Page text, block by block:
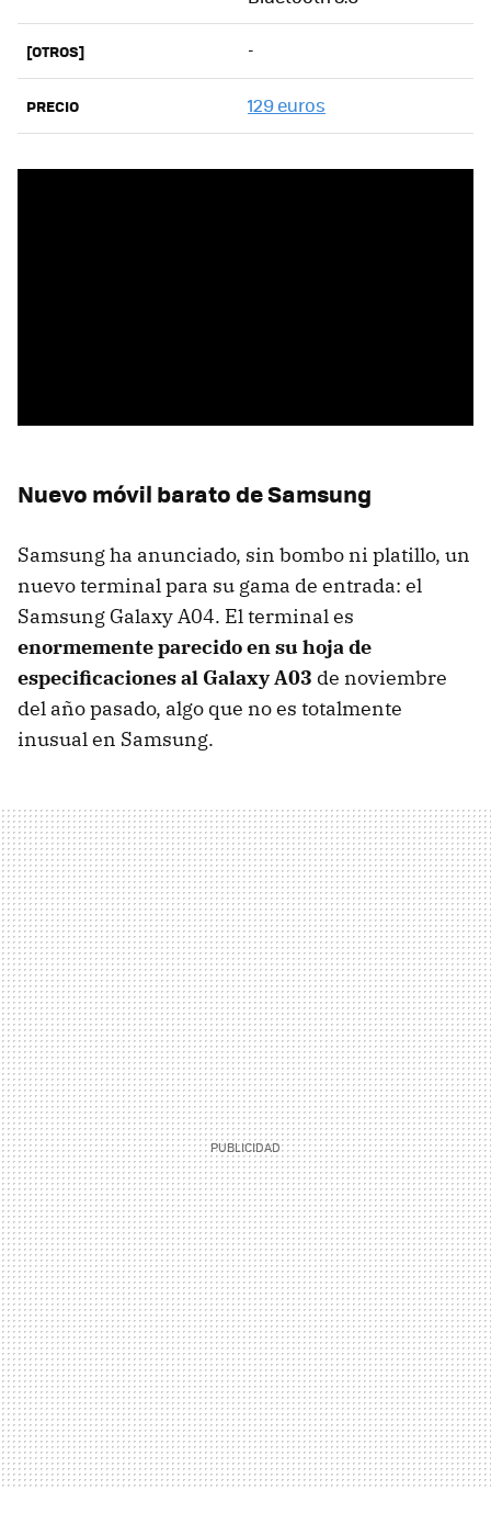
[OTROS] -
PRECIO 129 euros
Nuevo móvil barato de Samsung
Samsung ha anunciado, sin bombo ni platillo, un
nuevo terminal para su gama de entrada: el
Samsung Galaxy A04. El terminal es
enormemente parecido en su hoja de
especificaciones al Galaxy A03 de noviembre
del año pasado, algo que no es totalmente
inusual en Samsung.